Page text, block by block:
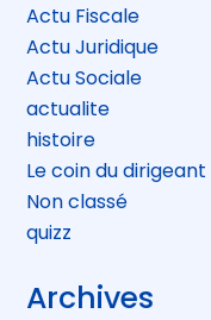
Actu Fiscale
Actu Juridique
Actu Sociale
actualite
histoire
Le coin du dirigeant
Non classé
quizz
Archives